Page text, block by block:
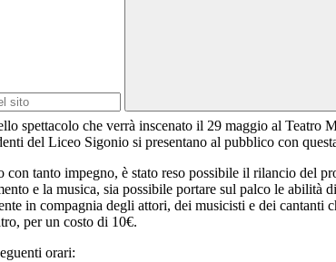
spettacolo che verrà inscenato il 29 maggio al Teatro
del Liceo Sigonio si presentano al pubblico con
tanto impegno, è stato reso possibile il rilancio del
e la musica, sia possibile portare sul palco le
in compagnia degli attori, dei musicisti e dei
per un costo di 10€.
orari: